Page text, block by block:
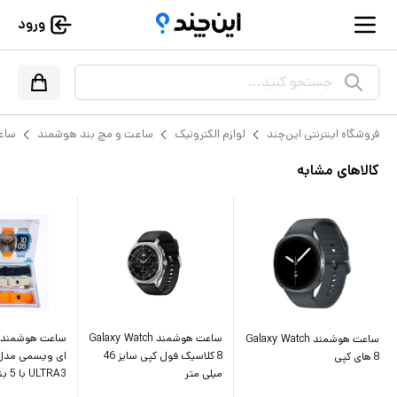
ورود
جستجو کنید...
فروشگاه اینترنتی این‌چند لوازم الکترونیک ساعت و مچ بند هوشمند
کالاهای مشابه
ساعت هوشمند Galaxy Watch
8 های کپی
ساعت هوشمند Galaxy Watch
8 کلاسیک فول کپی سایز 46
میلی متر
ساعت هوشمند
ULTRA3 با 5 بند متنوع